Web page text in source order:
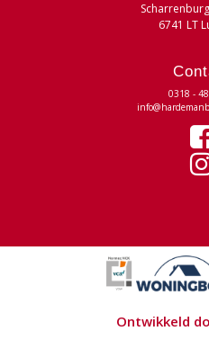
6741 LT
0318 -
Ontwikkeld